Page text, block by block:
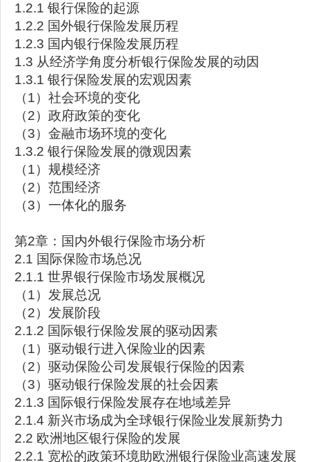
1.2.1 银行保险的起源
1.2.2 国外银行保险发展历程
1.2.3 国内银行保险发展历程
1.3 从经济学角度分析银行保险发展的动因
1.3.1 银行保险发展的宏观因素
（1）社会环境的变化
（2）政府政策的变化
（3）金融市场环境的变化
1.3.2 银行保险发展的微观因素
（1）规模经济
（2）范围经济
（3）一体化的服务
第2章：国内外银行保险市场分析
2.1 国际保险市场总况
2.1.1 世界银行保险市场发展概况
（1）发展总况
（2）发展阶段
2.1.2 国际银行保险发展的驱动因素
（1）驱动银行进入保险业的因素
（2）驱动保险公司发展银行保险的因素
（3）驱动银行保险发展的社会因素
2.1.3 国际银行保险发展存在地域差异
2.1.4 新兴市场成为全球银行保险业发展新势力
2.2 欧洲地区银行保险的发展
2.2.1 宽松的政策环境助欧洲银行保险业高速发展